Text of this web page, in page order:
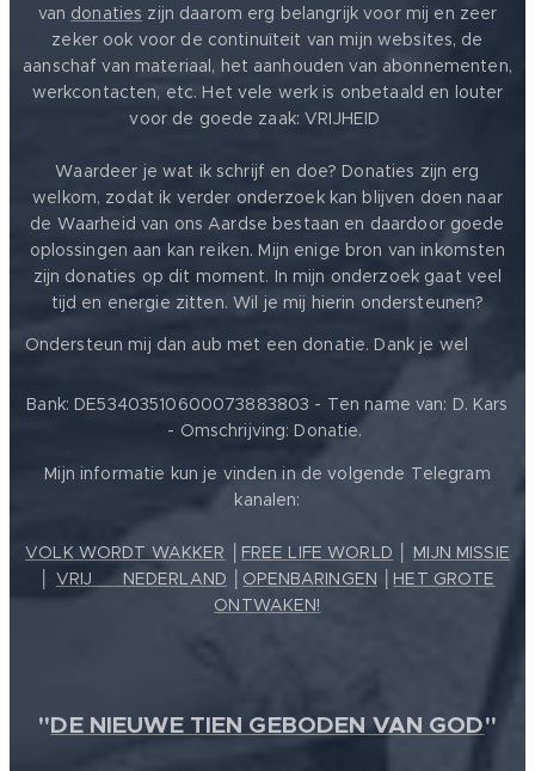
van donaties zijn daarom erg belangrijk voor mij en zeer
zeker ook voor de continuïteit van mijn websites, de
aanschaf van materiaal, het aanhouden van abonnementen,
werkcontacten, etc. Het vele werk is onbetaald en louter
voor de goede zaak: VRIJHEID ❤️
Waardeer je wat ik schrijf en doe? Donaties zijn erg
welkom, zodat ik verder onderzoek kan blijven doen naar
de Waarheid van ons Aardse bestaan en daardoor goede
oplossingen aan kan reiken. Mijn enige bron van inkomsten
zijn donaties op dit moment. In mijn onderzoek gaat veel
tijd en energie zitten. Wil je mij hierin ondersteunen?
Ondersteun mij dan aub met een donatie. Dank je wel
Bank: DE53403510600073883803 - Ten name van: D. Kars
- Omschrijving: Donatie.
Mijn informatie kun je vinden in de volgende Telegram
kanalen:
VOLK WORDT WAKKER FREE LIFE WORLD
MIJN MISSIE
VRIJ ❤️ NEDERLAND OPENBARINGEN
HET GROTE
ONTWAKEN!
"DE NIEUWE TIEN GEBODEN VAN GOD"